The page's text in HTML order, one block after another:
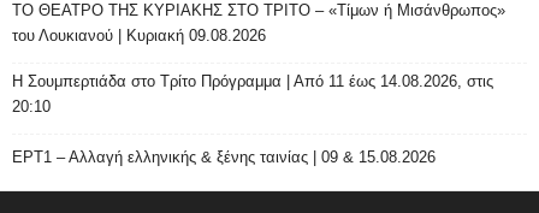
ΤΟ ΘΕΑΤΡΟ ΤΗΣ ΚΥΡΙΑΚΗΣ ΣΤΟ ΤΡΙΤΟ – «Τίμων ή Μισάνθρωπος»
του Λουκιανού | Κυριακή 09.08.2026
H Σουμπερτιάδα στο Τρίτο Πρόγραμμα | Από 11 έως 14.08.2026, στις
20:10
ΕΡΤ1 – Αλλαγή ελληνικής & ξένης ταινίας | 09 & 15.08.2026